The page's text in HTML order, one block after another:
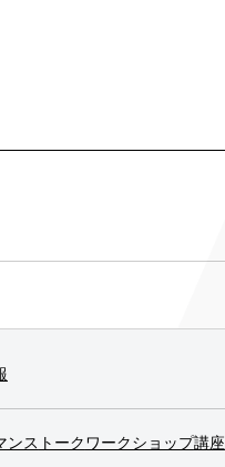
ンス トークワークショップ講座